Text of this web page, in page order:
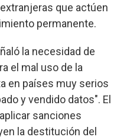
que actúen
permanente.
la necesidad de
el mal uso de la
en países muy serios
y vendido datos". El
sanciones
la destitución del